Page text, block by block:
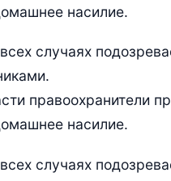
насилие.
случаях
правоохранители
насилие.
случаях